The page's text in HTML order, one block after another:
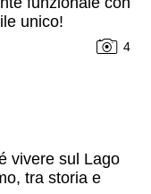
unico!
4
vivere sul Lago
tra storia e